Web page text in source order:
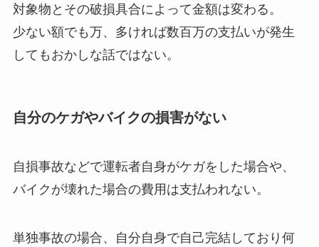
対象物とその破損具合によって金額は変わる。
少ない額でも万、多ければ数百万の支払いが発生
してもおかしな話ではない。
自分のケガやバイクの損害がない
自損事故などで運転者自身がケガをした場合や、
バイクが壊れた場合の費用は支払われない。
単独事故の場合、自分自身で自己完結しており何